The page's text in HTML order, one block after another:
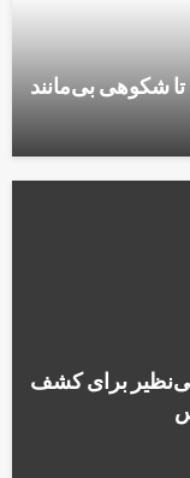
شکوهی بی‌مانند
برای کشف